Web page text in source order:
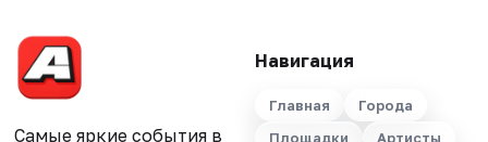
Самые яркие события в
Навигация
Главная
Города
Площадки
Артисты